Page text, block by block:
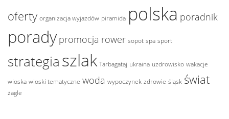
oferty organizacja wyjazdów piramida polska poradnik
porady promocja rower sopot spa sport
strategia szlak Tarbagataj ukraina uzdrowisko wakacje
wioska wioski tematyczne woda wypoczynek zdrowie śląsk świat
żagle